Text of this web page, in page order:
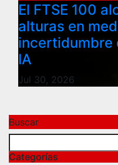
El FTSE 100
alturas en
incertidumbre
IA
Jul 30, 2026
Buscar
Categorías